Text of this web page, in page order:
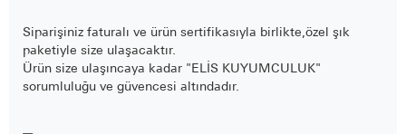
Siparişiniz faturalı ve ürün sertifikasıyla birlikte,özel şık
paketiyle size ulaşacaktır.
Ürün size ulaşıncaya kadar "ELİS KUYUMCULUK"
sorumluluğu ve güvencesi altındadır.